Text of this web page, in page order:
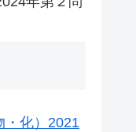
・化）2021